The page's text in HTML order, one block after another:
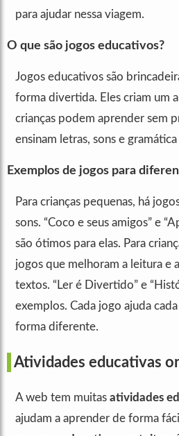
para ajudar nessa viagem.
O que são jogos educativos?
Jogos educativos são
forma divertida. Eles criam um
crianças podem aprender sem
ensinam letras, sons e
Exemplos de jogos para
Para crianças pequenas, há
sons. “Coco e seus amigos” e
são ótimos para elas. Para
jogos que melhoram a leitura e
textos. “Ler é Divertido” e
exemplos. Cada jogo ajuda
forma diferente.
Atividades educativas
A web tem muitas atividades
ajudam a aprender de forma